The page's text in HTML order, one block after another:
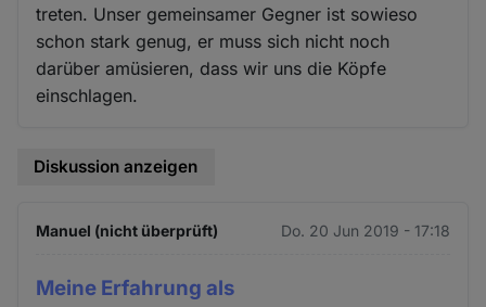
treten. Unser gemeinsamer Gegner ist sowieso
schon stark genug, er muss sich nicht noch
darüber amüsieren, dass wir uns die Köpfe
einschlagen.
Diskussion anzeigen
Manuel (nicht überprüft) Do. 20 Jun 2019 - 17:18
Meine Erfahrung als